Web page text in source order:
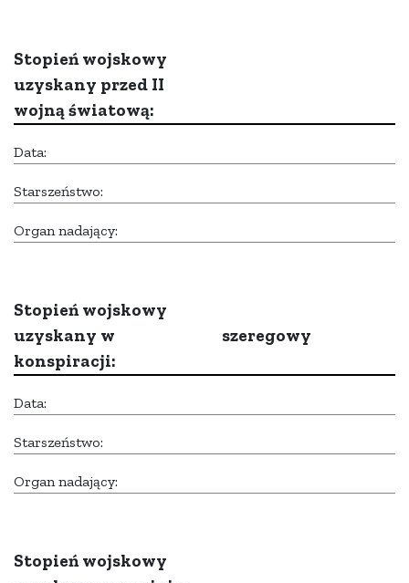
Stopień wojskowy
uzyskany przed II
wojną światową:
Data:
Starszeństwo:
Organ nadający:
Stopień wojskowy
uzyskany w
konspiracji:
szeregowy
Data:
Starszeństwo:
Organ nadający:
Stopień wojskowy